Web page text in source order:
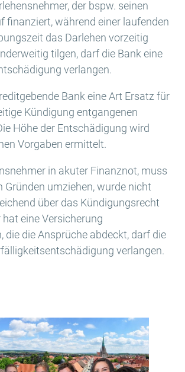
der bspw. seinen
finanziert, während einer laufenden
das Darlehen vorzeitig
tilgen, darf die Bank eine
verlangen.
Bank eine Art Ersatz für
Kündigung entgangenen
Höhe der Entschädigung wird
Vorgaben ermittelt.
in akuter Finanznot, muss
Gründen umziehen, wurde nicht
über das Kündigungsrecht
eine Versicherung
die die Ansprüche abdeckt, darf die
verlangen.